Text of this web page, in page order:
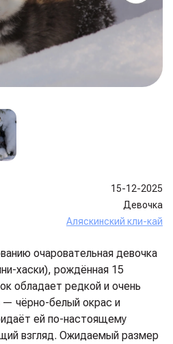
15-12-2025
Девочка
Аляскинский кли-кай
очаровательная девочка
хаски), рождённая 15
обладает редкой и очень
чёрно-белый окрас и
ей по-настоящему
взгляд. Ожидаемый размер